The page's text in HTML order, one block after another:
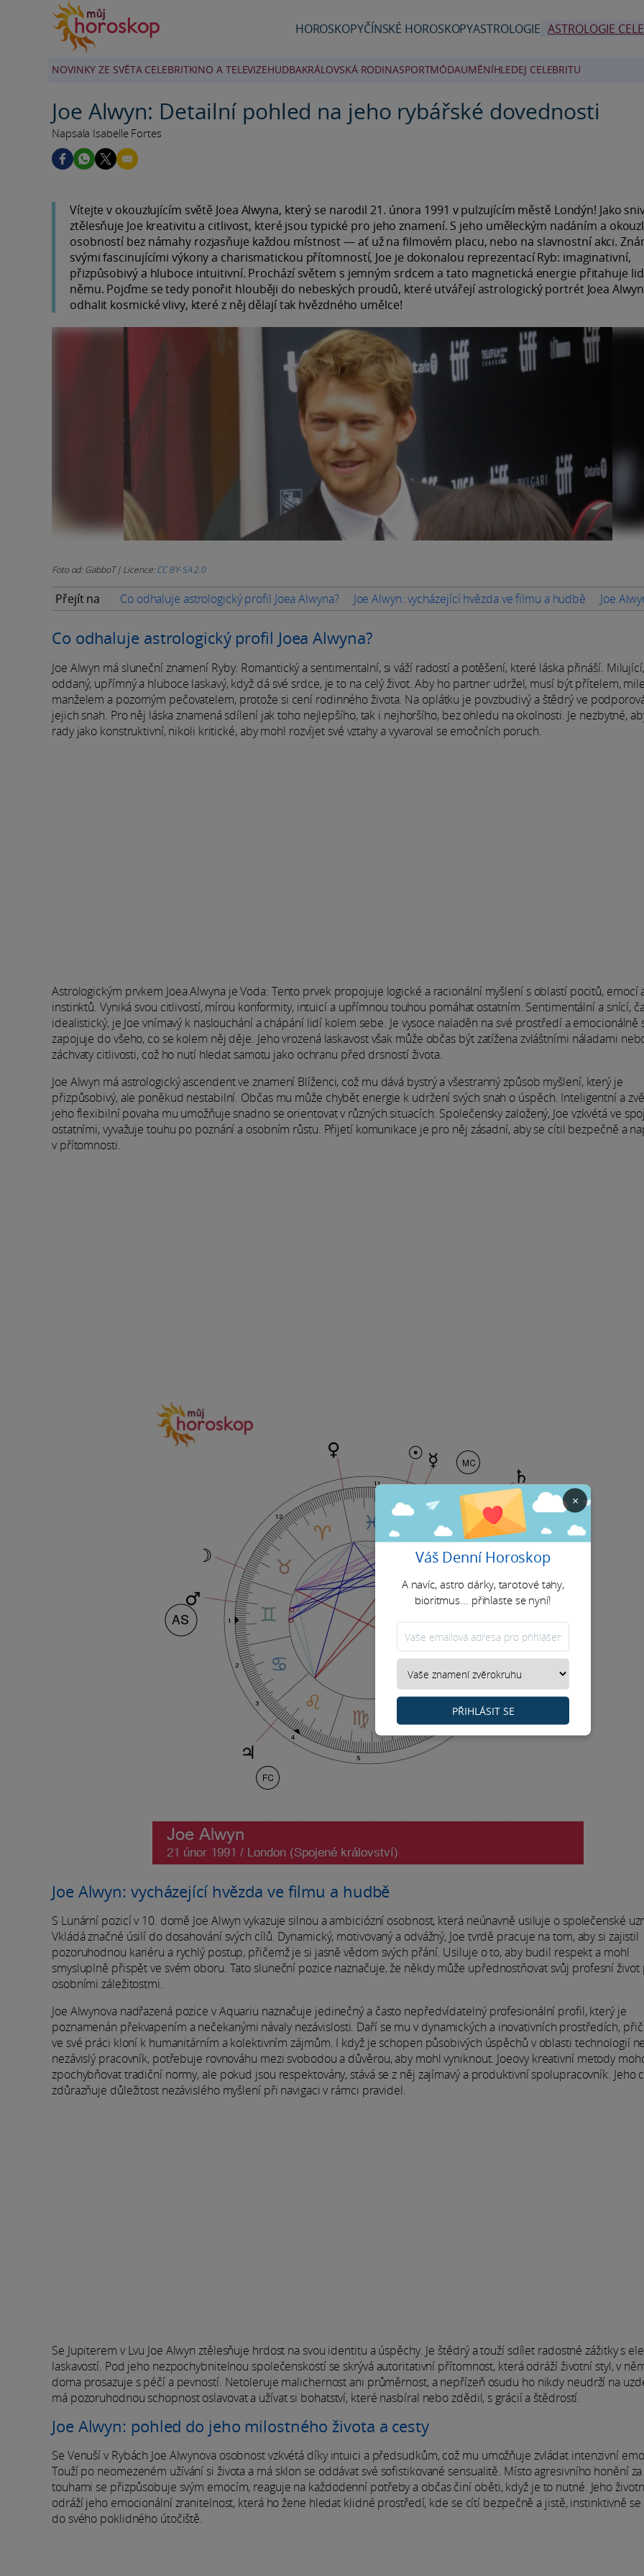
HOROSKOPYČÍNSKÉ HOROSKOPYASTROLOGIE ASTROLOGIE
NOVINKY ZE SVĚTA CELEBRITKINO A TELEVIZEHUDBAKRÁLOVSKÁ RODINASPORTMÓDAUMĚNÍHLEDEJ CELEBRITU
Joe Alwyn: Detailní pohled na jeho rybářské dovednosti
Napsala Isabelle Fortes
Vítejte v okouzlujícím světě Joea Alwyna, který se narodil 21. února 1991 v pulzujícím městě Londýn! Jako
ztělesňuje Joe kreativitu a citlivost, které jsou typické pro jeho znamení. S jeho uměleckým nadáním a
osobností bez námahy rozjasňuje každou místnost — ať už na filmovém placu, nebo na slavnostní akci.
svými fascinujícími výkony a charismatickou přítomností, Joe je dokonalou reprezentací Ryb: imaginativní,
přizpůsobivý a hluboce intuitivní. Prochází světem s jemným srdcem a tato magnetická energie přitahuje
němu. Pojďme se tedy ponořit hlouběji do nebeských proudů, které utvářejí astrologický portrét Joea
odhalit kosmické vlivy, které z něj dělají tak hvězdného umělce!
Foto od: GabboT | Licence:CC BY-SA 2.0
Přejít na Co odhaluje astrologický profil Joea Alwyna? Joe Alwyn: vycházející hvězda ve filmu a hudbě Joe
Co odhaluje astrologický profil Joea Alwyna?
Joe Alwyn má sluneční znamení Ryby: Romantický a sentimentalní, si váží radostí a potěšení, které láska přináší. Milující,
oddaný, upřímný a hluboce laskavý, když dá své srdce, je to na celý život. Aby ho partner udržel, musí být přítelem,
manželem a pozorným pečovatelem, protože si cení rodinného života. Na oplátku je povzbudivý a štědrý ve
jejich snah. Pro něj láska znamená sdílení jak toho nejlepšího, tak i nejhoršího, bez ohledu na okolnosti. Je nezbytné,
rady jako konstruktivní, nikoli kritické, aby mohl rozvíjet své vztahy a vyvaroval se emočních poruch.
Astrologickým prvkem Joea Alwyna je Voda: Tento prvek propojuje logické a racionální myšlení s oblastí pocitů, emocí
instinktů. Vyniká svou citlivostí, mírou konformity, intuicí a upřímnou touhou pomáhat ostatním. Sentimentální a snící,
idealistický, je Joe vnímavý k naslouchání a chápání lidí kolem sebe. Je vysoce naladěn na své prostředí a emocionálně
zapojuje do všeho, co se kolem něj děje. Jeho vrozená laskavost však může občas být zatížena zvláštními náladami
záchvaty citlivosti, což ho nutí hledat samotu jako ochranu před drsností života.
Joe Alwyn má astrologický ascendent ve znamení Blíženci, což mu dává bystrý a všestranný způsob myšlení, který je
přizpůsobivý, ale poněkud nestabilní. Občas mu může chybět energie k udržení svých snah o úspěch. Inteligentní a
jeho flexibilní povaha mu umožňuje snadno se orientovat v různých situacích. Společensky založený, Joe vzkvétá ve
ostatními, vyvažuje touhu po poznání a osobním růstu. Přijetí komunikace je pro něj zásadní, aby se cítil bezpečně a
v přítomnosti.
Joe Alwyn: vycházející hvězda ve filmu a hudbě
S Lunární pozicí v 10. domě Joe Alwyn vykazuje silnou a ambiciózní osobnost, která neúnavně usiluje o společenské
Vkládá značné úsilí do dosahování svých cílů. Dynamický, motivovaný a odvážný, Joe tvrdě pracuje na tom, aby si zajistil
pozoruhodnou kariéru a rychlý postup, přičemž je si jasně vědom svých přání. Usiluje o to, aby budil respekt a mohl
smysluplně přispět ve svém oboru. Tato sluneční pozice naznačuje, že někdy může upřednostňovat svůj profesní
osobními záležitostmi.
Joe Alwynova nadřazená pozice v Aquariu naznačuje jedinečný a často nepředvídatelný profesionální profil, který je
poznamenán překvapením a nečekanými návaly nezávislosti. Daří se mu v dynamických a inovativních prostředích,
ve své práci kloní k humanitárním a kolektivním zájmům. I když je schopen působivých úspěchů v oblasti technologií
nezávislý pracovník, potřebuje rovnováhu mezi svobodou a důvěrou, aby mohl vyniknout. Joeovy kreativní metody
zpochybňovat tradiční normy, ale pokud jsou respektovány, stává se z něj zajímavý a produktivní spolupracovník. Jeho
zdůrazňuje důležitost nezávislého myšlení při navigaci v rámci pravidel.
Se Jupiterem v Lvu Joe Alwyn ztělesňuje hrdost na svou identitu a úspěchy. Je štědrý a touží sdílet radostné zážitky s
laskavostí. Pod jeho nezpochybnitelnou společenskostí se skrývá autoritativní přítomnost, která odráží životní styl, v
doma prosazuje s péčí a pevností. Netoleruje malichernost ani průměrnost, a nepřízeň osudu ho nikdy neudrží na
má pozoruhodnou schopnost oslavovat a užívat si bohatství, které nasbíral nebo zdědil, s grácií a štědrostí.
Joe Alwyn: pohled do jeho milostného života a cesty
Se Venuší v Rybách Joe Alwynova osobnost vzkvétá díky intuici a předsudkům, což mu umožňuje zvládat intenzivní
Touží po neomezeném užívání si života a má sklon se oddávat své sofistikované sensualitě. Místo agresivního honění za
touhami se přizpůsobuje svým emocím, reaguje na každodenní potřeby a občas činí oběti, když je to nutné. Jeho
odráží jeho emocionální zranitelnost, která ho žene hledat klidné prostředí, kde se cítí bezpečně a jistě, instinktivně se
do svého poklidného útočiště.
×
Váš Denní Horoskop
A navíc, astro dárky, tarotové tahy,
bioritmus... přihlaste se nyní!
PŘIHLÁSIT SE